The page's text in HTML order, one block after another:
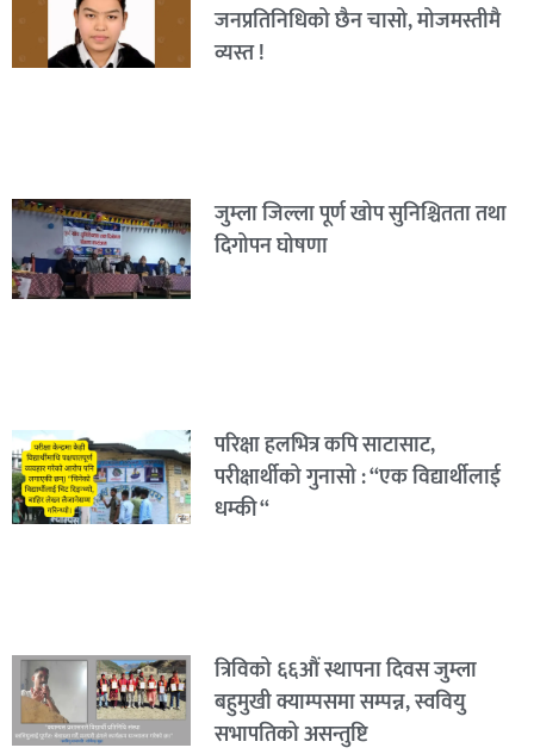
जनप्रतिनिधिको छैन चासो, मोजमस्तीमै
व्यस्त !
जुम्ला जिल्ला पूर्ण खोप सुनिश्चितता तथा
दिगोपन घोषणा
परिक्षा हलभित्र कपि साटासाट,
परीक्षार्थीको गुनासो : “एक विद्यार्थीलाई
धम्की “
त्रिविको ६६औं स्थापना दिवस जुम्ला
बहुमुखी क्याम्पसमा सम्पन्न, स्ववियु
सभापतिको असन्तुष्टि